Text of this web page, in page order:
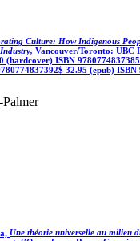
Culture: How Indigenous
Vancouver/Toronto: UBC
(hardcover) ISBN 9780774837385
$ 32.95 (epub) ISBN
Une théorie universelle au milieu